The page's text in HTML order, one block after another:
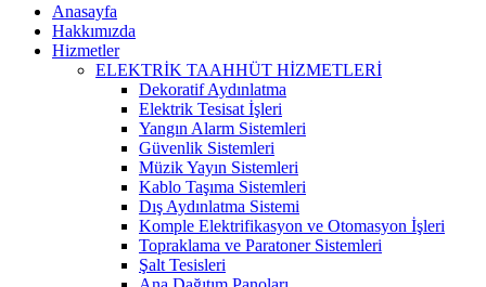
Anasayfa
Hakkımızda
Hizmetler
ELEKTRİK TAAHHÜT HİZMETLERİ
Dekoratif Aydınlatma
Elektrik Tesisat İşleri
Yangın Alarm Sistemleri
Güvenlik Sistemleri
Müzik Yayın Sistemleri
Kablo Taşıma Sistemleri
Dış Aydınlatma Sistemi
Komple Elektrifikasyon ve Otomasyon İşleri
Topraklama ve Paratoner Sistemleri
Şalt Tesisleri